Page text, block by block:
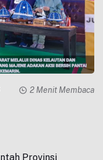
2 Menit Membaca
Provinsi